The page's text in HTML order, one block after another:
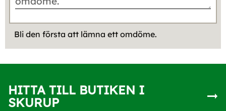
Bli den första att lämna ett omdöme.
HITTA TILL BUTIKEN I
SKURUP